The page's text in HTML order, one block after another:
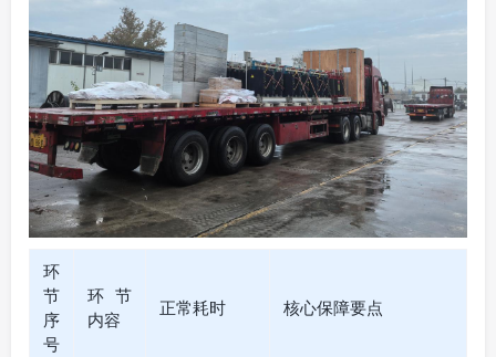
环
节
序
号
环节
内容
正常耗时 核心保障要点